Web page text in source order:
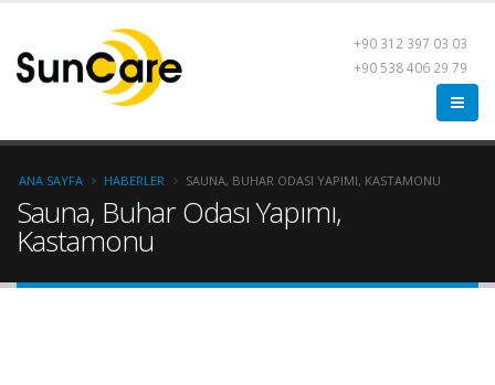
+90 312 397 03 03
+90 538 406 29 79
ANA SAYFA HABERLER SAUNA, BUHAR ODASI YAPIMI, KASTAMONU
Sauna, Buhar Odası Yapımı,
Kastamonu